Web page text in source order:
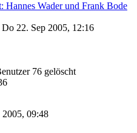
Hannes Wader und Frank Bode
Do 22. Sep 2005, 12:16
76 gelöscht
09:48